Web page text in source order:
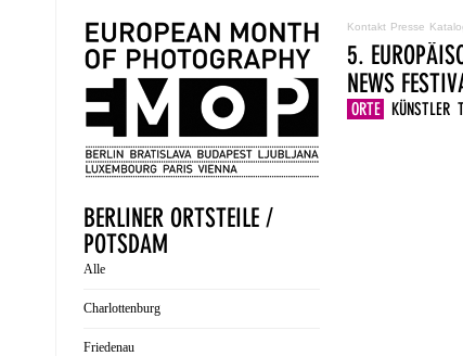
Kontakt Presse
5.
NEWS
ORTE KÜNSTLER
BERLINER ORTSTEILE /
POTSDAM
Alle
Charlottenburg
Friedenau